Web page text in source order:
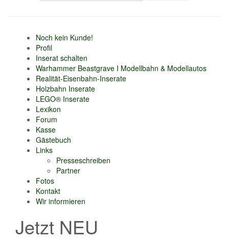
Noch kein Kunde!
Profil
Inserat schalten
Warhammer Beastgrave I Modellbahn & Modellautos
Realität-Eisenbahn-Inserate
Holzbahn Inserate
LEGO® Inserate
Lexikon
Forum
Kasse
Gästebuch
Links
Presseschreiben
Partner
Fotos
Kontakt
Wir informieren
Jetzt NEU